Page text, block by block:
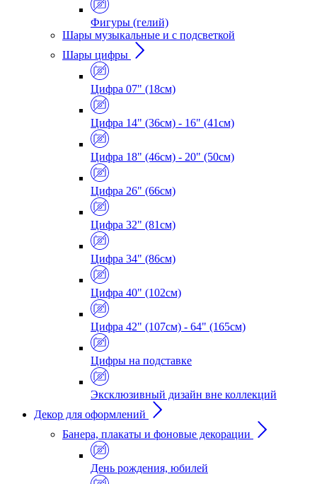
Фигуры (гелий)
Шары музыкальные и с подсветкой
Шары цифры
Цифра 07" (18см)
Цифра 14" (36см) - 16" (41см)
Цифра 18" (46см) - 20" (50см)
Цифра 26" (66см)
Цифра 32" (81см)
Цифра 34" (86см)
Цифра 40" (102см)
Цифра 42" (107см) - 64" (165см)
Цифры на подставке
Эксклюзивный дизайн вне коллекций
Декор для оформлений
Банера, плакаты и фоновые декорации
День рождения, юбилей